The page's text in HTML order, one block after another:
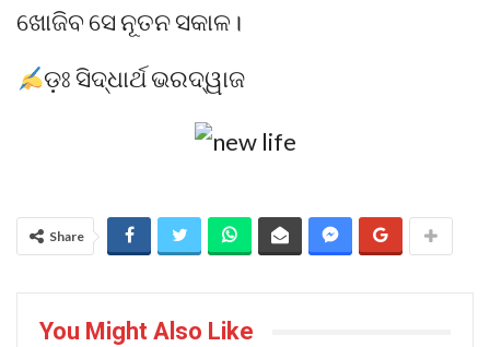
ଖୋଜିବ ସେ ନୂତନ ସକାଳ।
ଡ଼ଃ ସିଦ୍ଧାର୍ଥ ଭରଦ୍ୱାଜ
Share
You Might Also Like